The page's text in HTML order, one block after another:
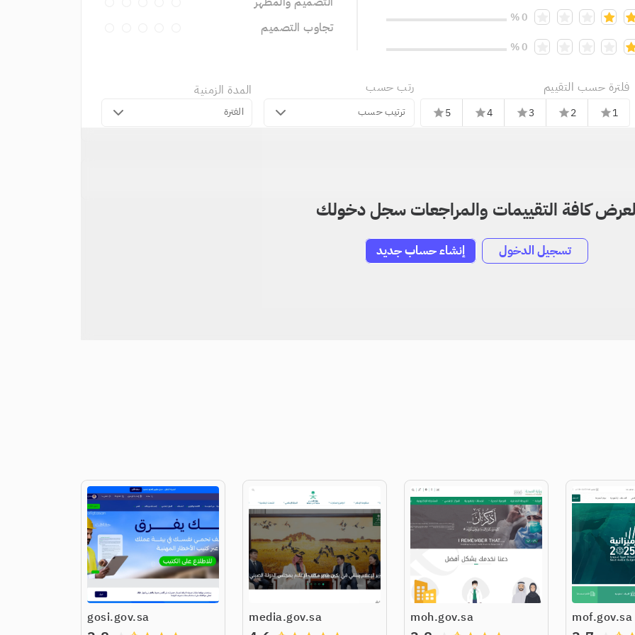
0 %
0 %
تجاوب التصميم
فلترة حسب التقييم
1
star
2
star
3
star
4
star
5
star
رتب حسب
ترتيب حسب
المدة الزمنية
الفترة
لعرض كافة التقييمات والمراجعات سجل دخولك
تسجيل الدخول إنشاء حساب جديد
mof.gov.sa
moh.gov.sa
media.gov.sa
gosi.gov.sa